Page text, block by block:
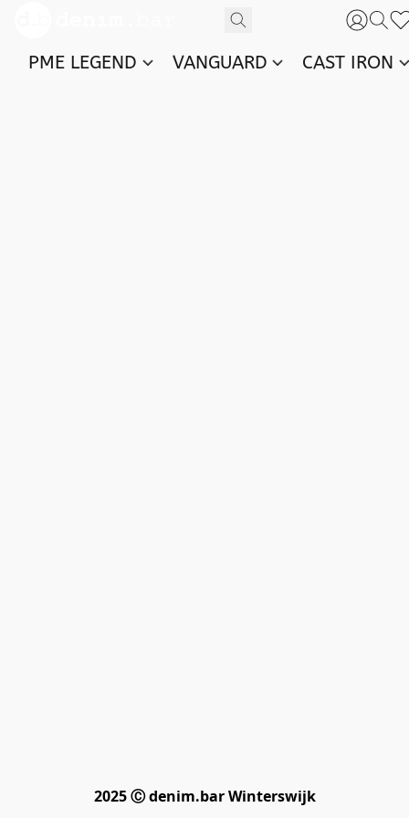
PME LEGEND VANGUARD CAST IRON
2025 Ⓒ denim.bar Winterswijk